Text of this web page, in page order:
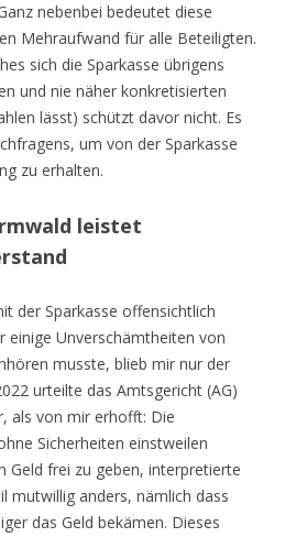
nebenbei bedeutet diese
Mehraufwand für alle Beteiligten.
sich die Sparkasse übrigens
und nie näher konkretisierten
lässt) schützt davor nicht. Es
um von der Sparkasse
zu erhalten.
leistet
der Sparkasse offensichtlich
einige Unverschämtheiten von
musste, blieb mir nur der
urteilte das Amtsgericht (AG)
als von mir erhofft: Die
Sicherheiten einstweilen
Geld frei zu geben, interpretierte
mutwillig anders, nämlich dass
das Geld bekämen. Dieses